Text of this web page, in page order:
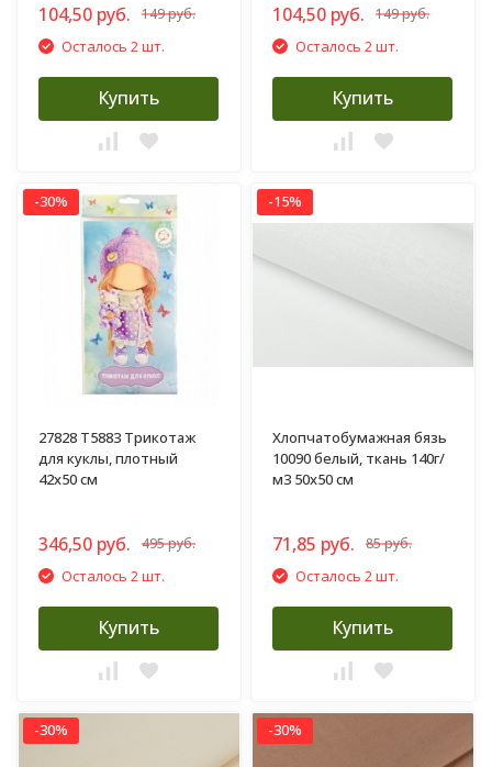
104,50 руб. 149 руб.
Осталось 2 шт.
Купить
104,50 руб. 149 руб.
Осталось 2 шт.
Купить
-30%
27828 Т5883 Трикотаж
для куклы, плотный
42х50 см
346,50 руб. 495 руб.
Осталось 2 шт.
Купить
-15%
Хлопчатобумажная бязь
10090 белый, ткань 140г/
м3 50х50 см
71,85 руб. 85 руб.
Осталось 2 шт.
Купить
-30% -30%